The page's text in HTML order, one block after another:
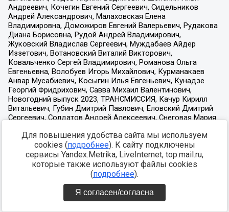
Для повышения удобства сайта мы используем
cookies (подробнее). К сайту подключены
сервисы Yandex.Metrika, LiveInternet, top.mail.ru,
которые также используют файлы cookies
(подробнее).
Я согласен/согласна